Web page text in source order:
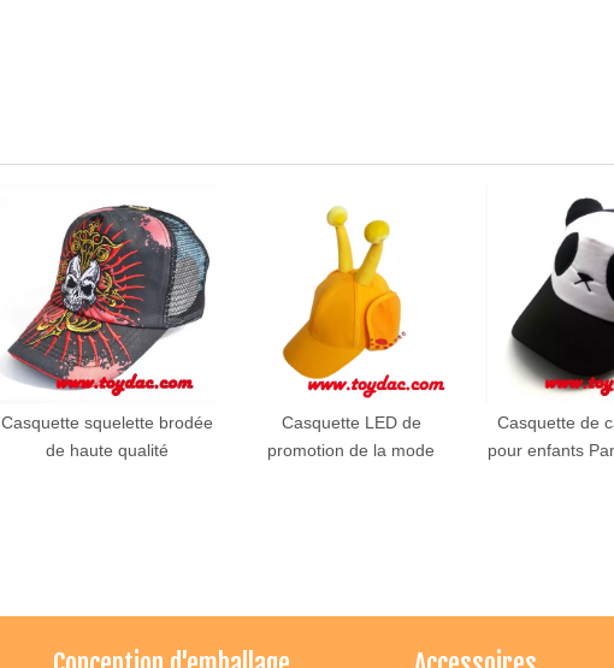
Casquette squelette brodée
de haute qualité
Casquette LED de
promotion de la mode
Casquette de
pour enfants
1. Vous pouvez nous contacter directement par mobile: 0086
Ningbo Changement de route East N ° 165, 1208-1209.